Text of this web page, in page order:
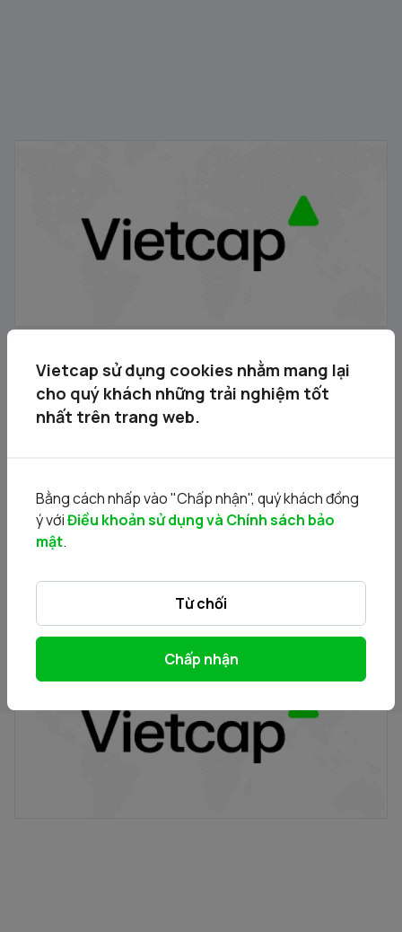
Dữ liệu kinh tế Việt Nam 7T 2024
29/07/2024
Điểm tin chiều
Vietcap sử dụng cookies nhằm mang lại
cho quý khách những trải nghiệm tốt
nhất trên trang web.
Bằng cách nhấp vào "Chấp nhận", quý khách đồng
ý vớiĐiều khoản sử dụng và Chính sách bảo
mật.
Từ chối
Chấp nhận